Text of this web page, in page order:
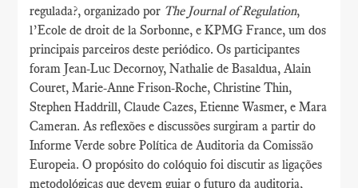
regulada?, organizado por The Journal of Regulation,
l’Ecole de droit de la Sorbonne, e KPMG France, um dos
principais parceiros deste periódico. Os participantes
foram Jean-Luc Decornoy, Nathalie de Basaldua, Alain
Couret, Marie-Anne Frison-Roche, Christine Thin,
Stephen Haddrill, Claude Cazes, Etienne Wasmer, e Mara
Cameran. As reflexões e discussões surgiram a partir do
Informe Verde sobre Política de Auditoria da Comissão
Europeia. O propósito do colóquio foi discutir as ligações
metodológicas que devem guiar o futuro da auditoria,